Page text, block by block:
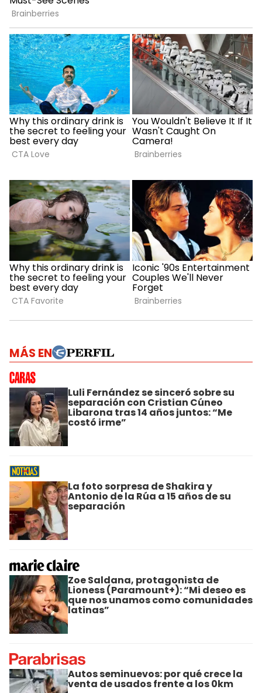
MÁS EN
Luli Fernández se sinceró sobre su
separación con Cristian Cúneo
Libarona tras 14 años juntos: “Me
costó irme”
La foto sorpresa de Shakira y
Antonio de la Rúa a 15 años de su
separación
Zoe Saldana, protagonista de
Lioness (Paramount+): “Mi deseo es
que nos unamos como comunidades
latinas”
Autos seminuevos: por qué crece la
venta de usados frente a los 0km